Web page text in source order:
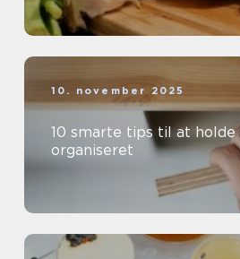
10. november 2025
10 smarte tips til at
organiseret